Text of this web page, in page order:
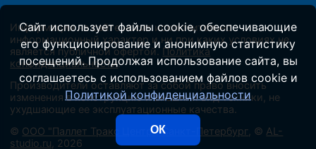
Информация на сайте носит исключительно
информационный характер и ни при каких условиях не
является публичной офертой. Политика
конфиденциальности.
Производители оставляют за собой право вносить
изменения в конструкцию и внешний вид техники, не
ухудшающие ее эксплуатационные качества.
© ООО "Паллет Тракс Центр", Санкт-Петербург , © AL-
studio.ru , 2026
Сайт использует файлы cookie, обеспечивающие
его функционирование и анонимную статистику
посещений. Продолжая использование сайта, вы
соглашаетесь с использованием файлов cookie и
Политикой конфиденциальности
ОК